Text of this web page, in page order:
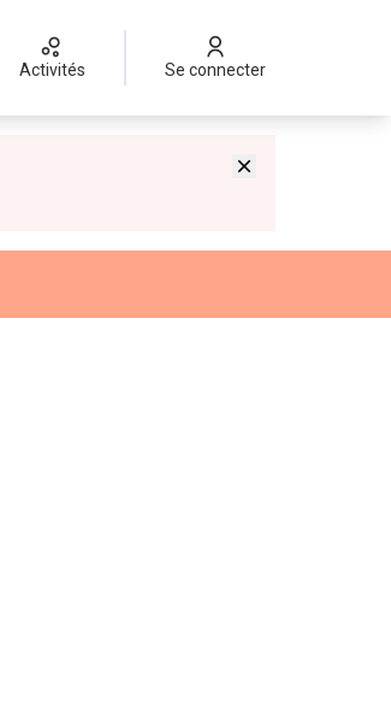
Activités Se connecter